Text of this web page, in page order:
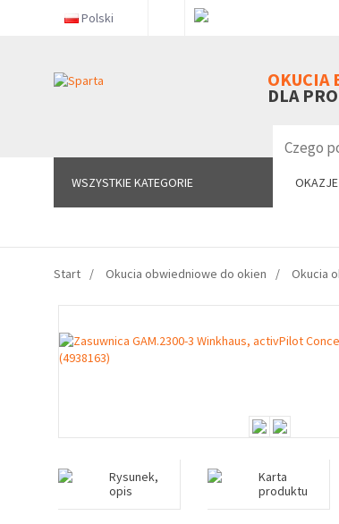
Polski
OKUCIA
DLA
WSZYSTKIE KATEGORIE OKAZJE
WSZYSTKIE KATEGORIE
Start Okucia obwiedniowe do okien Okucia
Rysunek,
opis
Karta
produktu